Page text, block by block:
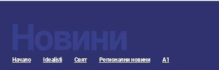
Новини
Начало Idealisti Свят Регионални новини А1